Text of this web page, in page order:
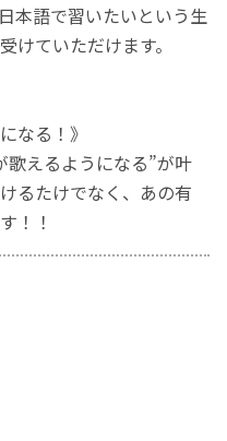
本語で習いたいという生
けていただけます。
なる！》
歌えるようになる”が叶
るたけでなく、あの有
！！